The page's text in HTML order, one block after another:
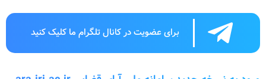
برای عضویت در کانال تلگرام ما کلیک کنید